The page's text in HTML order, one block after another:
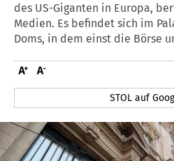
des US-Giganten in Europa,
Medien. Es befindet sich im
Doms, in dem einst die Börse
STOL auf